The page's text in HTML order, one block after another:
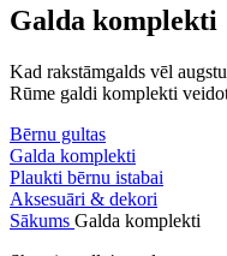
Galda komplekti
Kad rakstāmgalds vēl
Rūme galdi komplekti
Bērnu gultas
Galda komplekti
Plaukti bērnu istabai
Aksesuāri & dekori
Sākums Galda komplekti